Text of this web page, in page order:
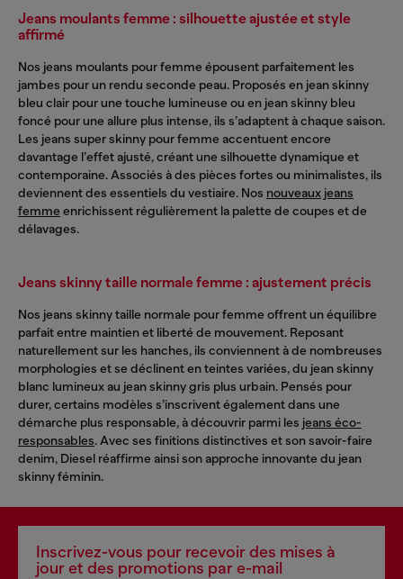
Jeans moulants femme : silhouette ajustée et style
affirmé
Nos jeans moulants pour femme épousent parfaitement les
jambes pour un rendu seconde peau. Proposés en jean skinny
bleu clair pour une touche lumineuse ou en jean skinny bleu
foncé pour une allure plus intense, ils s’adaptent à chaque saison.
Les jeans super skinny pour femme accentuent encore
davantage l’effet ajusté, créant une silhouette dynamique et
contemporaine. Associés à des pièces fortes ou minimalistes, ils
deviennent des essentiels du vestiaire. Nos nouveaux jeans
femme enrichissent régulièrement la palette de coupes et de
délavages.
Jeans skinny taille normale femme : ajustement précis
Nos jeans skinny taille normale pour femme offrent un équilibre
parfait entre maintien et liberté de mouvement. Reposant
naturellement sur les hanches, ils conviennent à de nombreuses
morphologies et se déclinent en teintes variées, du jean skinny
blanc lumineux au jean skinny gris plus urbain. Pensés pour
durer, certains modèles s’inscrivent également dans une
démarche plus responsable, à découvrir parmi les jeans éco-
responsables. Avec ses finitions distinctives et son savoir-faire
denim, Diesel réaffirme ainsi son approche innovante du jean
skinny féminin.
Inscrivez-vous pour recevoir des mises à
jour et des promotions par e-mail